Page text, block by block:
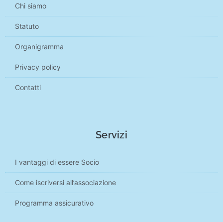
Chi siamo
Statuto
Organigramma
Privacy policy
Contatti
Servizi
I vantaggi di essere Socio
Come iscriversi all’associazione
Programma assicurativo